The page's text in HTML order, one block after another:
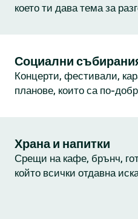
което ти дава тема за
Социални
Концерти, фестивали,
планове, които са по-
Храна и напитки
Срещи на кафе, брънч,
който всички отдавна